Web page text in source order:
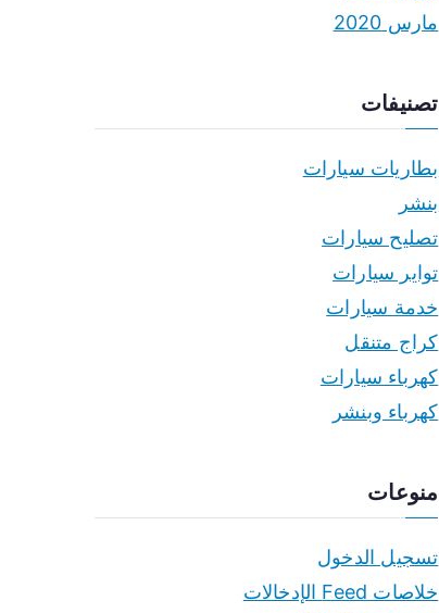
مارس 2020
تصنيفات
بطاريات سيارات
بنشر
تصليح سيارات
تواير سيارات
خدمة سيارات
كراج متنقل
كهرباء سيارات
كهرباء وبنشر
منوعات
تسجيل الدخول
خلاصات Feed الإدخالات